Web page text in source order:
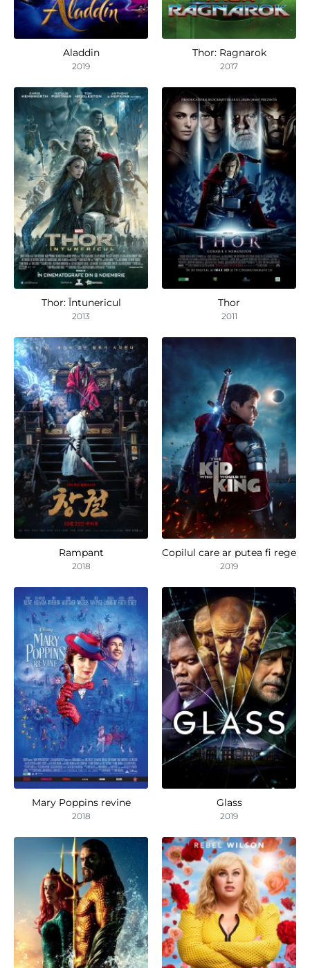
Aladdin
2019
Thor: Ragnarok
2017
Thor: Întunericul
2013
Thor
2011
Rampant
2018
Copilul care ar putea fi rege
2019
Mary Poppins revine
2018
Glass
2019